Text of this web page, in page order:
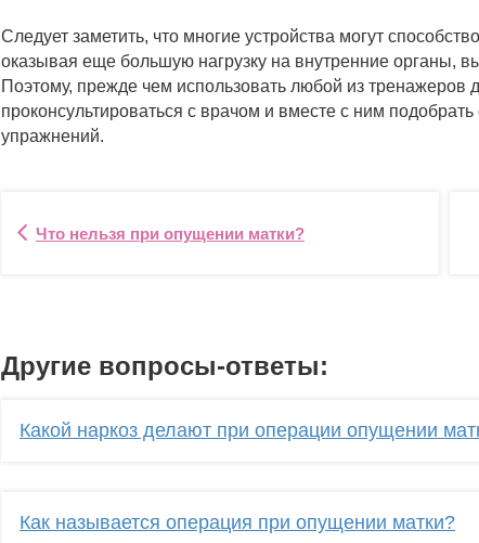
Следует заметить, что многие устройства могут
оказывая еще большую нагрузку на внутренние органы,
Поэтому, прежде чем использовать любой из
проконсультироваться с врачом и вместе с ним
упражнений.
Что нельзя при опущении матки?
Другие вопросы-ответы:
Какой наркоз делают при операции опущении
Как называется операция при опущении матки?